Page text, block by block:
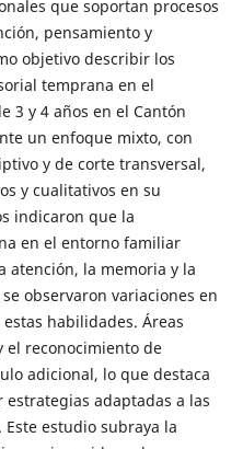
que soportan procesos
pensamiento y
objetivo describir los
temprana en el
3 y 4 años en el Cantón
un enfoque mixto, con
y de corte transversal,
y cualitativos en su
indicaron que la
en el entorno familiar
atención, la memoria y la
observaron variaciones en
habilidades. Áreas
el reconocimiento de
adicional, lo que destaca
adaptadas a las
estudio subraya la